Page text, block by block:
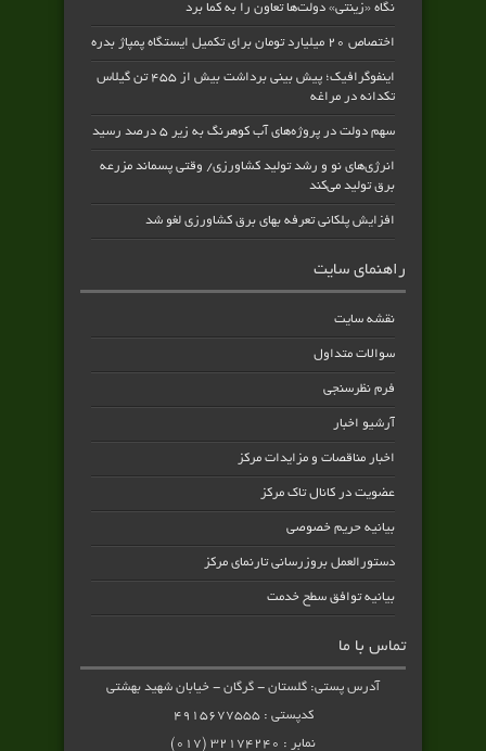
نگاه «زینتی» دولت‌ها تعاون را به کما برد
اختصاص ۲۰ میلیارد تومان برای تکمیل ایستگاه پمپاژ بدره
اینفوگرافیک؛ پیش بینی برداشت بیش از ۴۵۵ تن گیلاس
تکدانه در مراغه
سهم دولت در پروژه‌های آب کوهرنگ به زیر ۵ درصد رسید
انرژی‌های نو و رشد تولید کشاورزی/ وقتی پسماند مزرعه‌
برق تولید می‌کند
افزایش پلکانی تعرفه بهای برق کشاورزی لغو شد
راهنمای سایت
نقشه سایت
سوالات متداول
فرم نظرسنجی
آرشیو اخبار
اخبار مناقصات و مزایدات مرکز
عضویت در کانال تاک مرکز
بیانیه حریم خصوصی
دستورالعمل بروزرسانی تارنمای مرکز
بیانیه توافق سطح خدمت
تماس با ما
آدرس پستی: گلستان - گرگان - خیابان شهید بهشتی
کدپستی : ۴۹۱۵۶۷۷۵۵۵
نمابر : ۳۲۱۷۴۲۴۰ (۰۱۷)